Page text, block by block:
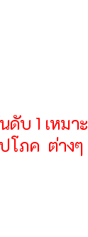
บ 1 เหมา
โภค ต่าง